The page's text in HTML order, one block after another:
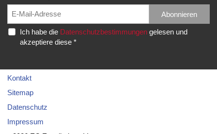
Facebook
und
erhalte
die
Twitter
und
erhalte
die
Rudolf-
Diesel-
Str.
Eppelheim
Spielberichte,
etc.
Abonnieren
Ich habe die Datenschutzbestimmungengelesen und
akzeptiere diese *
Kontakt
Sitemap
Datenschutz
Impressum